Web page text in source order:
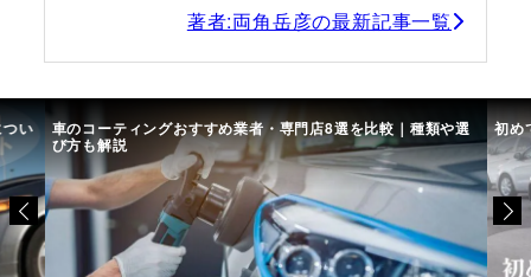
著者:両角岳彦の最新記事一覧
選 初めての中古車選び、購入時の流れや必要な書類などについて 中古
て